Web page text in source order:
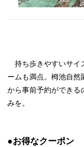
持ち歩きやすいサイ
ームも満点。栂池自然
から事前予約ができる
みを。
●お得なクーポン